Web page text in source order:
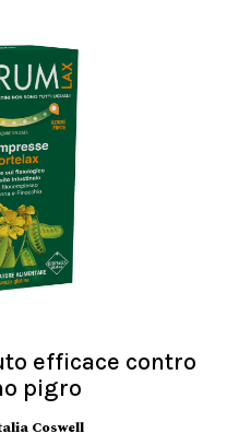
efficace contro
pigro
Coswell